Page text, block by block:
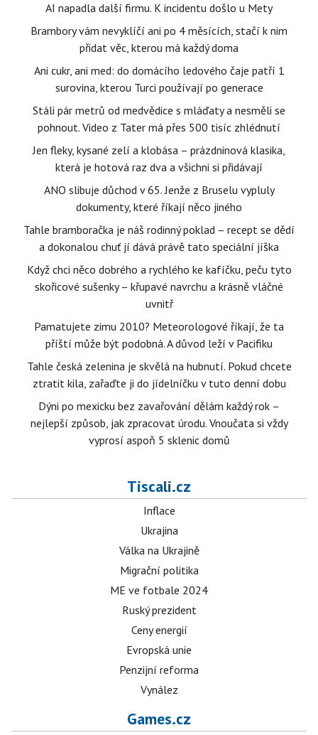
AI napadla další firmu. K incidentu došlo u Mety
Brambory vám nevyklíčí ani po 4 měsících, stačí k nim
přidat věc, kterou má každý doma
Ani cukr, ani med: do domácího ledového čaje patří 1
surovina, kterou Turci používají po generace
Stáli pár metrů od medvědice s mláďaty a nesměli se
pohnout. Video z Tater má přes 500 tisíc zhlédnutí
Jen fleky, kysané zelí a klobása – prázdninová klasika,
která je hotová raz dva a všichni si přidávají
ANO slibuje důchod v 65. Jenže z Bruselu vypluly
dokumenty, které říkají něco jiného
Tahle bramboračka je náš rodinný poklad – recept se dědí
a dokonalou chuť jí dává právě tato speciální jíška
Když chci něco dobrého a rychlého ke kafíčku, peču tyto
skořicové sušenky – křupavé navrchu a krásně vláčné
uvnitř
Pamatujete zimu 2010? Meteorologové říkají, že ta
příští může být podobná. A důvod leží v Pacifiku
Tahle česká zelenina je skvělá na hubnutí. Pokud chcete
ztratit kila, zařaďte ji do jídelníčku v tuto denní dobu
Dýni po mexicku bez zavařování dělám každý rok –
nejlepší způsob, jak zpracovat úrodu. Vnoučata si vždy
vyprosí aspoň 5 sklenic domů
Tiscali.cz
Inflace
Ukrajina
Válka na Ukrajině
Migrační politika
ME ve fotbale 2024
Ruský prezident
Ceny energií
Evropská unie
Penzijní reforma
Vynález
Games.cz